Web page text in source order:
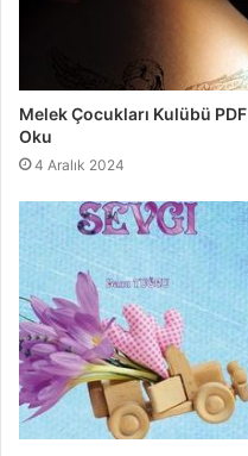
Melek Çocukları Kulübü PDF
Oku
4 Aralık 2024